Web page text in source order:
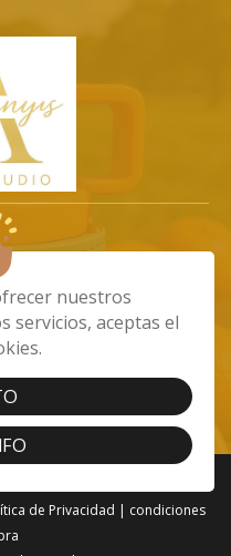
nuestros
servicios, aceptas el
Carrizal, Las
de Privacidad | condiciones